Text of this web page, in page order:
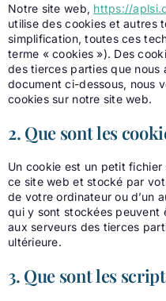
Notre site web, https://
utilise des cookies et autres
simplification, toutes ces
terme « cookies »). Des
des tierces parties que nous
document ci-dessous, nous
cookies sur notre site web.
2. Que sont les
Un cookie est un petit
ce site web et stocké par
de votre ordinateur ou d’un
qui y sont stockées peuvent
aux serveurs des tierces
ultérieure.
3. Que sont les